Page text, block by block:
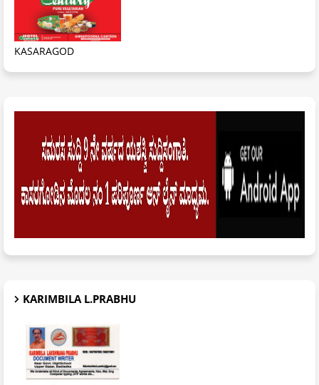
KASARAGOD
KARIMBILA L.PRABHU